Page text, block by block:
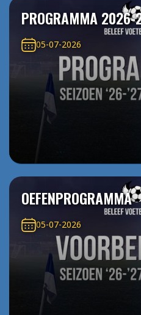
PROGRAMMA
05-07-2026
OEFENPROGRAMMA
05-07-2026